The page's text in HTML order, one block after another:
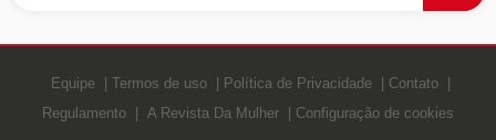
Equipe Termos de uso Política de Privacidade
Contato
Regulamento
A Revista Da Mulher Configuração de cookies